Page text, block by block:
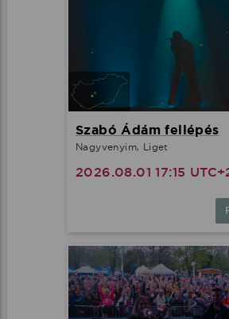
Szabó Ádám fellépés
Nagyvenyim, Liget
2026.08.01 17:15